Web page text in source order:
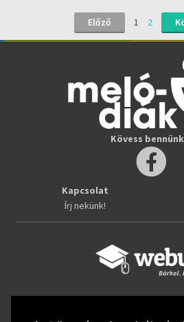
Előző 1 2
Kövess
Kapcsolat
Írj nekünk!